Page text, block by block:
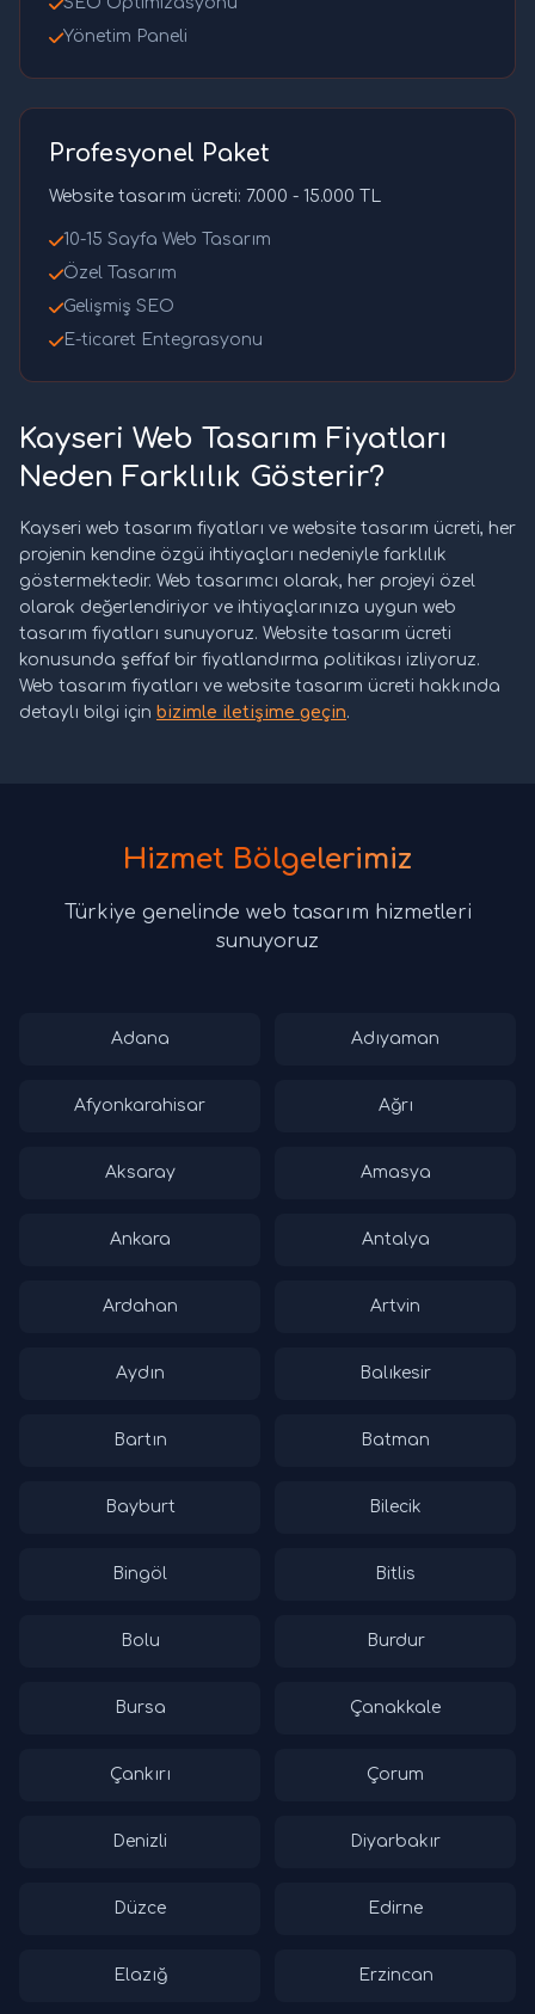
Yönetim Paneli
Profesyonel Paket
Website tasarım ücreti: 7.000 - 15.000 TL
10-15 Sayfa Web Tasarım
Özel Tasarım
Gelişmiş SEO
E-ticaret Entegrasyonu
Kayseri Web Tasarım Fiyatları
Neden Farklılık Gösterir?
Kayseri web tasarım fiyatları ve website tasarım ücreti, her
projenin kendine özgü ihtiyaçları nedeniyle farklılık
göstermektedir. Web tasarımcı olarak, her projeyi özel
olarak değerlendiriyor ve ihtiyaçlarınıza uygun web
tasarım fiyatları sunuyoruz. Website tasarım ücreti
konusunda şeffaf bir fiyatlandırma politikası izliyoruz.
Web tasarım fiyatları ve website tasarım ücreti hakkında
detaylı bilgi için bizimle iletişime geçin.
Hizmet Bölgelerimiz
Türkiye genelinde web tasarım hizmetleri
sunuyoruz
Adana Adıyaman
Afyonkarahisar Ağrı
Aksaray Amasya
Ankara Antalya
Ardahan Artvin
Aydın Balıkesir
Bartın Batman
Bayburt Bilecik
Bingöl Bitlis
Bolu Burdur
Bursa Çanakkale
Çankırı Çorum
Denizli Diyarbakır
Düzce Edirne
Elazığ Erzincan